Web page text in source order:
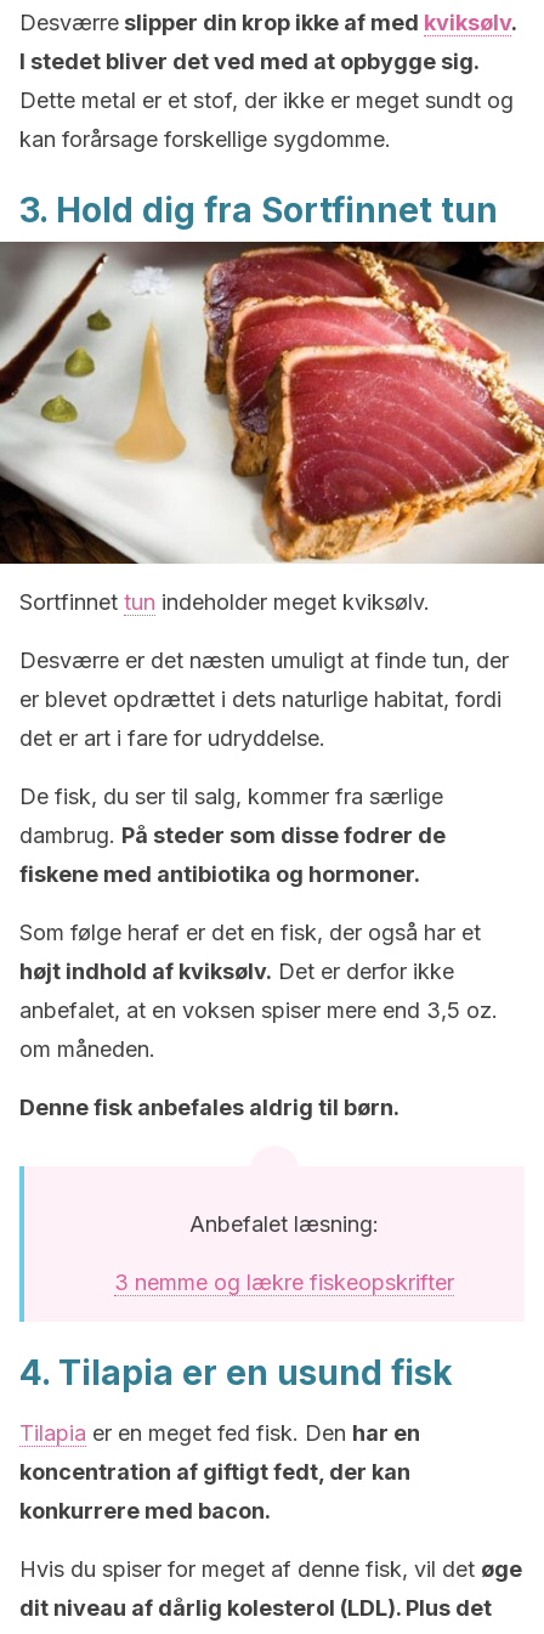
Desværre slipper din krop ikke af med kviksølv.
I stedet bliver det ved med at opbygge sig.
Dette metal er et stof, der ikke er meget sundt og
kan forårsage forskellige sygdomme.
3. Hold dig fra Sortfinnet tun
Sortfinnet tun indeholder meget kviksølv.
Desværre er det næsten umuligt at finde tun, der
er blevet opdrættet i dets naturlige habitat, fordi
det er art i fare for udryddelse.
De fisk, du ser til salg, kommer fra særlige
dambrug. På steder som disse fodrer de
fiskene med antibiotika og hormoner.
Som følge heraf er det en fisk, der også har et
højt indhold af kviksølv. Det er derfor ikke
anbefalet, at en voksen spiser mere end 3,5 oz.
om måneden.
Denne fisk anbefales aldrig til børn.
Anbefalet læsning:
3 nemme og lækre fiskeopskrifter
4. Tilapia er en usund fisk
Tilapia er en meget fed fisk. Den har en
koncentration af giftigt fedt, der kan
konkurrere med bacon.
Hvis du spiser for meget af denne fisk, vil det øge
dit niveau af dårlig kolesterol (LDL). Plus det